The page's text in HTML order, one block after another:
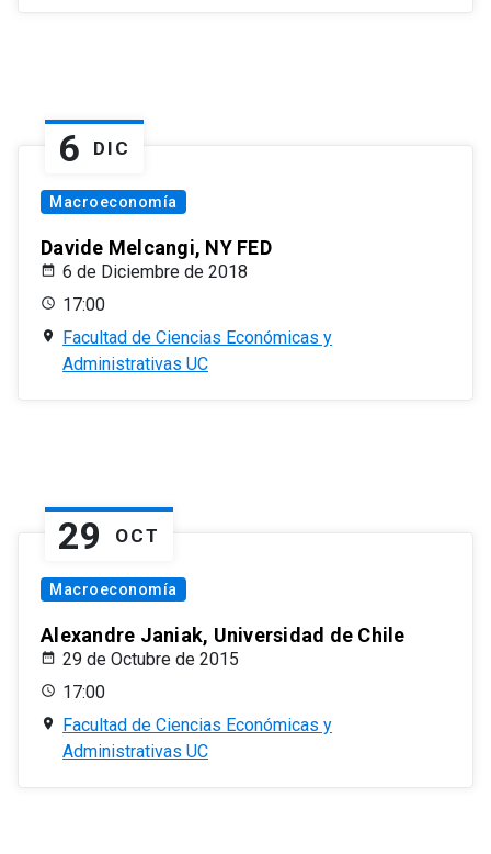
6 DIC
Macroeconomía
Davide Melcangi, NY FED
6 de Diciembre de 2018
17:00
Facultad de Ciencias Económicas y
Administrativas UC
29 OCT
Macroeconomía
Alexandre Janiak, Universidad de Chile
29 de Octubre de 2015
17:00
Facultad de Ciencias Económicas y
Administrativas UC